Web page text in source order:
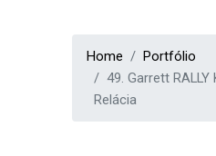
Home
Portfólio
49. Garrett RALLY
Relácia